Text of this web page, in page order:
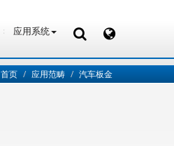
应用系统
应用系统
首页 应用范畴 汽车板金